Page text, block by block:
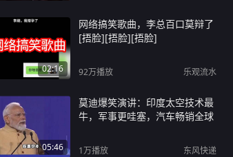
02:16
网络搞笑歌曲，李总百口莫辩了
[捂脸][捂脸][捂脸]
92万播放 乐观流水
05:46
莫迪爆笑演讲：印度太空技术最
牛，军事更哇塞，汽车畅销全球
1万播放 东风快递